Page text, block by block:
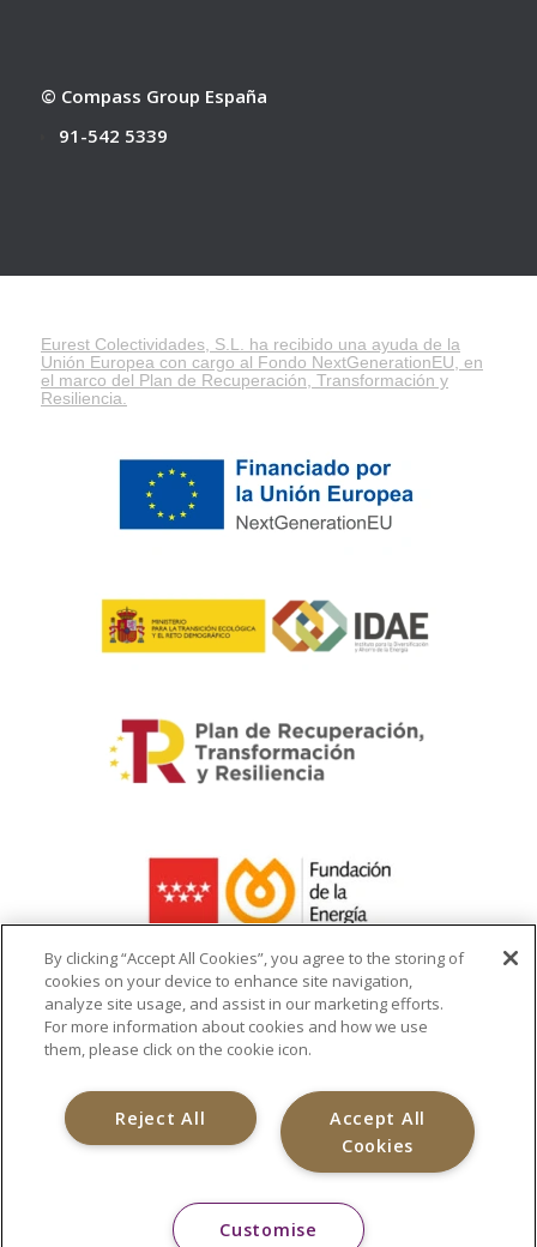
© Compass Group España
91-542 5339
Eurest Colectividades, S.L. ha recibido una ayuda de la
Unión Europea con cargo al Fondo NextGenerationEU, en
el marco del Plan de Recuperación, Transformación y
Resiliencia
La ayuda recibida se destina a la
infraestructura del cargador de vehículo
By clicking “Accept All Cookies”, you agree to the storing of
cookies on your device to enhance site navigation,
analyze site usage, and assist in our marketing efforts.
For more information about cookies and how we use
them, please click on the cookie icon.
Accept All
Cookies
Reject All
Customise